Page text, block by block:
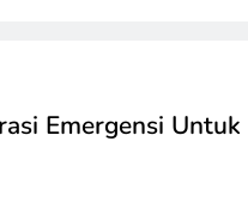
Emergensi Untuk